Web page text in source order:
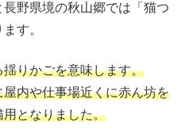
野県境の秋山郷では「猫つ
す。
りかごを意味します。
内や仕事場近くに赤ん坊を
となりました。